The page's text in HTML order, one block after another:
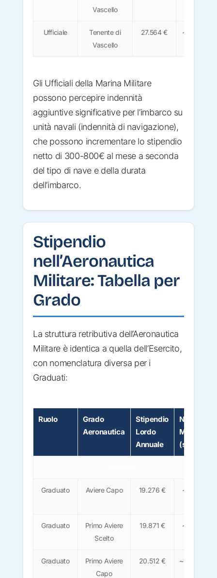
Vascello
Ufficiale
Tenente di
Vascello
27.564 € ~1.710 €
Gli Ufficiali della Marina Militare
possono percepire indennità
aggiuntive significative per l’imbarco su
unità navali (indennità di navigazione),
che possono incrementare lo stipendio
netto di 300-800€ al mese a seconda
del tipo di nave e della durata
dell’imbarco.
Stipendio
nell’Aeronautica
Militare: Tabella per
Grado
La struttura retributiva dell’Aeronautica
Militare è identica a quella dell’Esercito,
con nomenclatura diversa per i
Graduati:
Ruolo
Grado
Aeronautica
Stipendio
Lordo
Annuale
Netto
Mensile
(stima)
Graduato Aviere Capo 19.276 €
~1.200
Graduato
Primo Aviere
Scelto
19.871 €
~1.230
Graduato
Primo Aviere
Capo
20.512 € ~1.270 €